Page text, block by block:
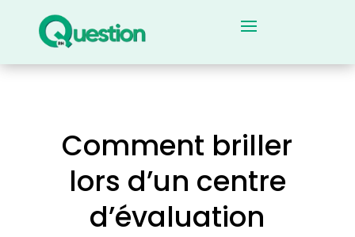
Comment briller
lors d’un centre
d’évaluation